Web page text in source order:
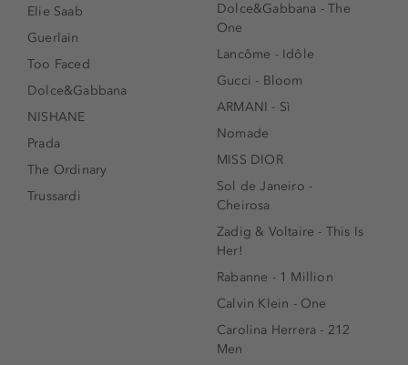
Elie Saab
Guerlain
Too Faced
Dolce&Gabbana
NISHANE
Prada
The Ordinary
Trussardi
Dolce&Gabbana - The
One
Lancôme - Idôle
Gucci - Bloom
ARMANI - Sì
Nomade
MISS DIOR
Sol de Janeiro -
Cheirosa
Zadig & Voltaire - This Is
Her!
Rabanne - 1 Million
Calvin Klein - One
Carolina Herrera - 212
Men